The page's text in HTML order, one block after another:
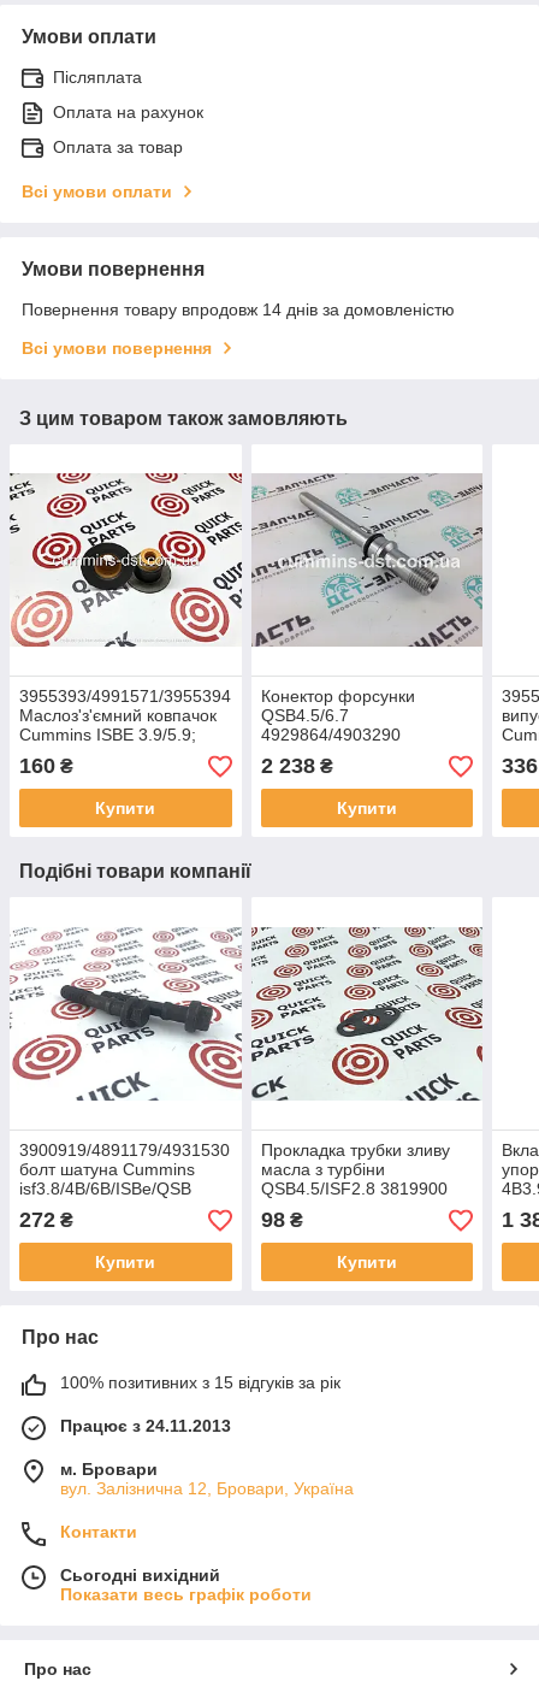
Умови оплати
Післяплата
Оплата на рахунок
Оплата за товар
Всі умови оплати
Умови повернення
Повернення товару впродовж 14 днів за домовленістю
Всі умови повернення
З цим товаром також замовляють
3955393/4991571/3955394
Маслоз'з'ємний ковпачок
Cummins ISBE 3.9/5.9;
QSB 4.5/6.7
160 ₴
Купити
Конектор форсунки
QSB4.5/6.7
4929864/4903290
4088578/2872395 3975703
2 238₴
Купити
336
Подібні товари компанії
3900919/4891179/4931530
болт шатуна Cummins
isf3.8/4B/6B/ISBe/QSB
272 ₴
Купити
Прокладка трубки зливу
масла з турбіни
QSB4.5/ISF2.8 3819900
98₴
Купити
1
Про нас
100% позитивних з 15 відгуків за рік
Працює з 24.11.2013
м. Бровари
вул. Залізнична 12, Бровари, Україна
Контакти
Сьогодні вихідний
Показати весь графік роботи
Про нас